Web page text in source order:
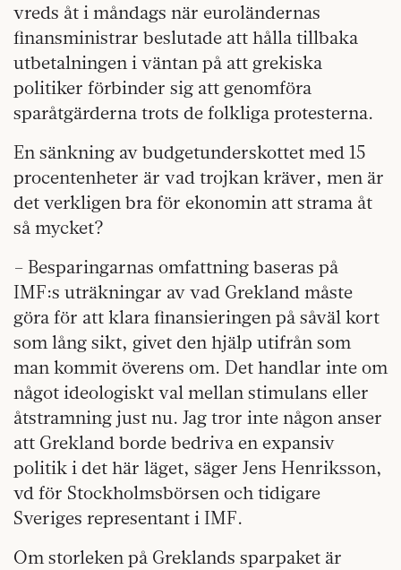
vreds åt i måndags när euroländernas
finansministrar beslutade att hålla tillbaka
utbetalningen i väntan på att grekiska
politiker förbinder sig att genomföra
sparåtgärderna trots de folkliga protesterna.
En sänkning av budgetunderskottet med 15
procentenheter är vad trojkan kräver, men är
det verkligen bra för ekonomin att strama åt
så mycket?
– Besparingarnas omfattning baseras på
IMF:s uträkningar av vad Grekland måste
göra för att klara finansieringen på såväl kort
som lång sikt, givet den hjälp utifrån som
man kommit överens om. Det handlar inte om
något ideologiskt val mellan stimulans eller
åtstramning just nu. Jag tror inte någon anser
att Grekland borde bedriva en expansiv
politik i det här läget, säger Jens Henriksson,
vd för Stockholmsbörsen och tidigare
Sveriges representant i IMF.
Om storleken på Greklands sparpaket är